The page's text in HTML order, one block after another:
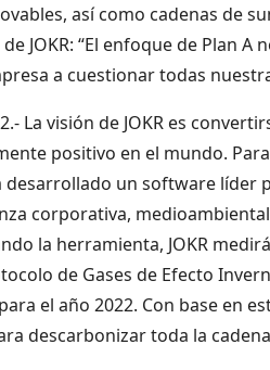
así como cadenas de
de JOKR: “El enfoque de Plan
a cuestionar todas
La visión de JOKR es
positivo en el mundo.
desarrollado un software líder
corporativa,
la herramienta, JOKR
de Gases de Efecto
el año 2022. Con base en
descarbonizar toda la